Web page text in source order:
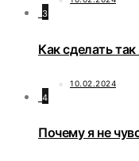
3
Как сделать
10.02.2024
4
Почему я не